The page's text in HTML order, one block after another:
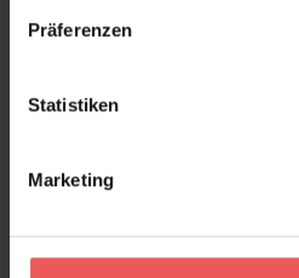
Präferenzen
Statistiken
Marketing
FAQ